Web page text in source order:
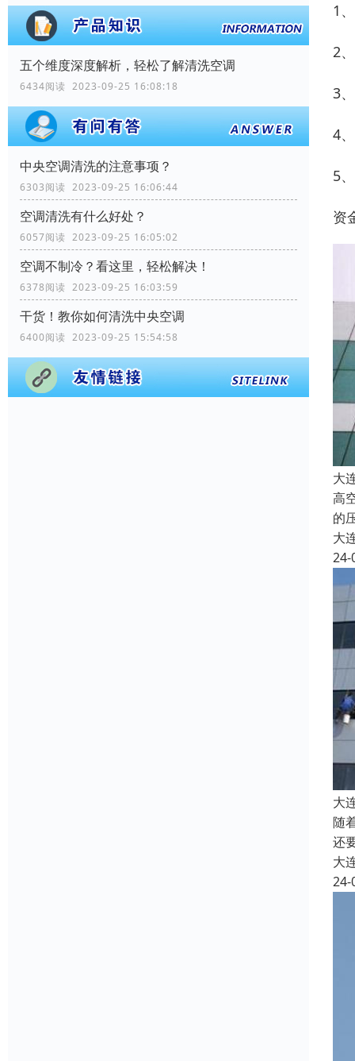
五个维度深度解析，轻松了解清洗空调
6434阅读 2023-09-25 16:08:18
中央空调清洗的注意事项？
6303阅读 2023-09-25 16:06:44
空调清洗有什么好处？
6057阅读 2023-09-25 16:05:02
空调不制冷？看这里，轻松解决！
6378阅读 2023-09-25 16:03:59
干货！教你如何清洗中央空调
6400阅读 2023-09-25 15:54:58
1
2
3
4
5
资
大
高
的
大
24-
大
随
还
大
24-